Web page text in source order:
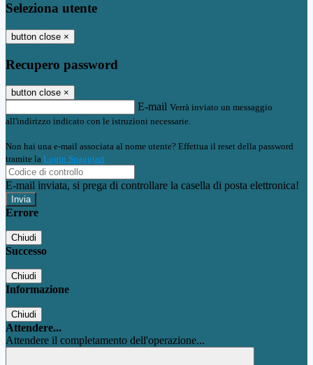
Seleziona utente
button close ×
Recupero password
button close ×
E-mail Verrà inviato un messaggio
all'indirizzo indicato con le istruzioni necessarie.
Non hai una e-mail associata al nome utente? Effettua il reset della password
tramite la Login Spaggiari
E-mail inviata, si prega di controllare la casella di posta elettronica!
Errore
Chiudi
Successo
Chiudi
Informazione
Chiudi
Attendere...
Attendere il completamento dell'operazione...